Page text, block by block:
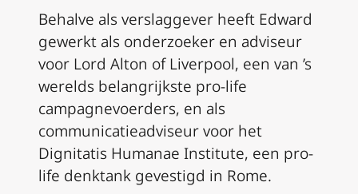
Behalve als verslaggever heeft Edward
gewerkt als onderzoeker en adviseur
voor Lord Alton of Liverpool, een van ’s
werelds belangrijkste pro-life
campagnevoerders, en als
communicatieadviseur voor het
Dignitatis Humanae Institute, een pro-
life denktank gevestigd in Rome.